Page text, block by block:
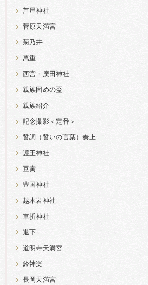
芦屋神社
菅原天満宮
菊乃井
萬重
西宮・廣田神社
親族固めの盃
親族紹介
記念撮影＜定番＞
誓詞（誓いの言葉）奏上
護王神社
豆寅
豊国神社
越木岩神社
車折神社
退下
道明寺天満宮
鈴神楽
長岡天満宮